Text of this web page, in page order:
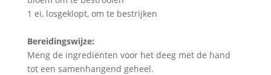
1 ei, losgeklopt, om te bestrijken
Bereidingswijze:
Meng de ingrediënten voor het deeg met de hand
tot een samenhangend geheel.